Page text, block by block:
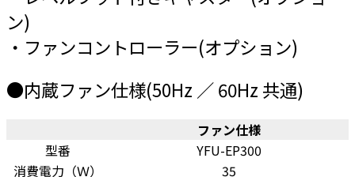
ン)
・ファンコントローラー(オプション)
●内蔵ファン仕様(50Hz ／ 60Hz 共通)
ファン仕様
型番
YFU-EP300
消費電力（Ｗ）
35